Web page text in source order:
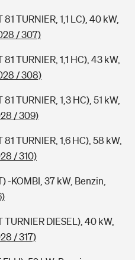
TURNIER, 1,1 LC), 40 kW,
/ 307)
TURNIER, 1,1 HC), 43 kW,
/ 308)
TURNIER, 1,3 HC), 51 kW,
/ 309)
TURNIER, 1,6 HC), 58 kW,
/ 310)
-KOMBI, 37 kW, Benzin,
TURNIER DIESEL), 40 kW,
/ 317)